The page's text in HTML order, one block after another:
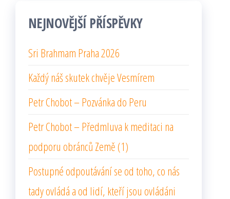
NEJNOVĚJŠÍ PŘÍSPĚVKY
Sri Brahmam Praha 2026
Každý náš skutek chvěje Vesmírem
Petr Chobot – Pozvánka do Peru
Petr Chobot – Předmluva k meditaci na
podporu obránců Země (1)
Postupné odpoutávání se od toho, co nás
tady ovládá a od lidí, kteří jsou ovládáni